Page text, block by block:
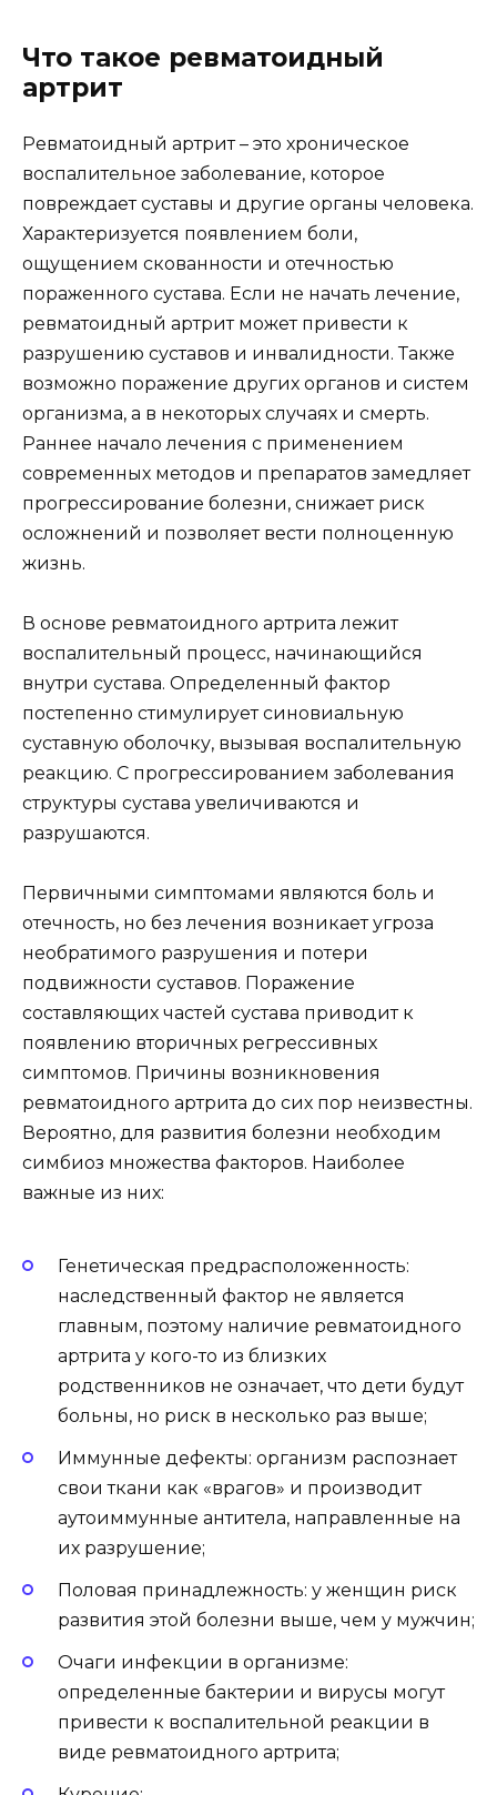
Что такое ревматоидный
артрит
Ревматоидный артрит – это хроническое
воспалительное заболевание, которое
повреждает суставы и другие органы человека.
Характеризуется появлением боли,
ощущением скованности и отечностью
пораженного сустава. Если не начать лечение,
ревматоидный артрит может привести к
разрушению суставов и инвалидности. Также
возможно поражение других органов и систем
организма, а в некоторых случаях и смерть.
Раннее начало лечения с применением
современных методов и препаратов замедляет
прогрессирование болезни, снижает риск
осложнений и позволяет вести полноценную
жизнь.
В основе ревматоидного артрита лежит
воспалительный процесс, начинающийся
внутри сустава. Определенный фактор
постепенно стимулирует синовиальную
суставную оболочку, вызывая воспалительную
реакцию. С прогрессированием заболевания
структуры сустава увеличиваются и
разрушаются.
Первичными симптомами являются боль и
отечность, но без лечения возникает угроза
необратимого разрушения и потери
подвижности суставов. Поражение
составляющих частей сустава приводит к
появлению вторичных регрессивных
симптомов. Причины возникновения
ревматоидного артрита до сих пор неизвестны.
Вероятно, для развития болезни необходим
симбиоз множества факторов. Наиболее
важные из них:
Генетическая предрасположенность:
наследственный фактор не является
главным, поэтому наличие ревматоидного
артрита у кого-то из близких
родственников не означает, что дети будут
больны, но риск в несколько раз выше;
Иммунные дефекты: организм распознает
свои ткани как «врагов» и производит
аутоиммунные антитела, направленные на
их разрушение;
Половая принадлежность: у женщин риск
развития этой болезни выше, чем у мужчин;
Очаги инфекции в организме:
определенные бактерии и вирусы могут
привести к воспалительной реакции в
виде ревматоидного артрита;